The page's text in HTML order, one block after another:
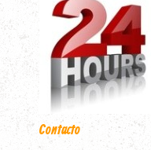
Contacto